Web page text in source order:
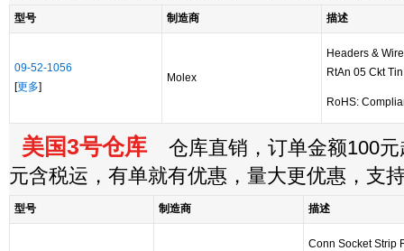
型号 制造商 描述
09-52-1056
[更多]
Molex
Headers &
RtAn 05 Ckt Tin
RoHS:
美国3号仓库 仓库直销，订单金额100元
元含税运，有单就有优惠，量大更优惠，支
型号 制造商 描述
Conn Socket Strip